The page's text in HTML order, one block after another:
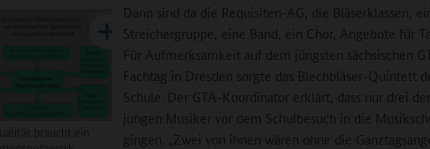
Dann sind da die Requisiten-AG, die Bläserklassen,
Streichergruppe, eine Band, ein Chor, Angebote für
Für Aufmerksamkeit auf dem jüngsten sächsischen
Fachtag in Dresden sorgte das Blechbläser-Quintett
Schule. Der GTA-Koordinator erklärt, dass nur drei
jungen Musiker vor dem Schulbesuch in die
gingen. „Zwei von ihnen wären ohne die